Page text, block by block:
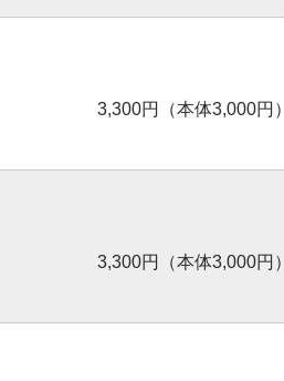
3,300円（本体3,000円）
3,300円（本体3,000円）